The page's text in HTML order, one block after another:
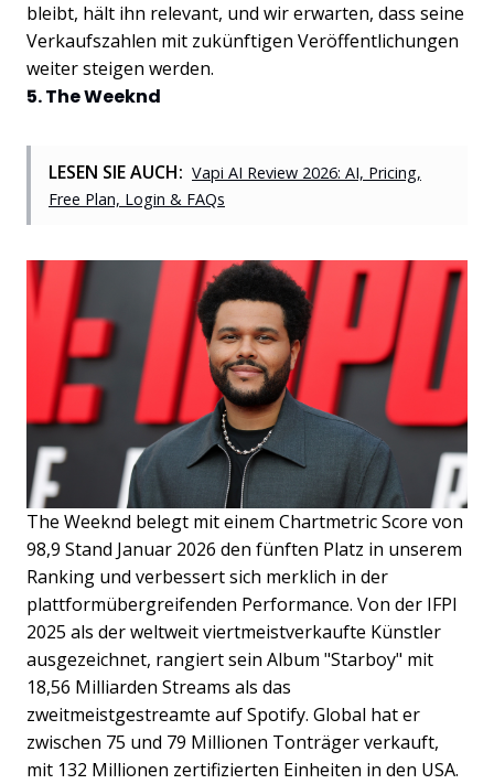
bleibt, hält ihn relevant, und wir erwarten, dass seine
Verkaufszahlen mit zukünftigen Veröffentlichungen
weiter steigen werden.
5. The Weeknd
LESEN SIE AUCH: Vapi AI Review 2026: AI, Pricing,
Free Plan, Login & FAQs
The Weeknd belegt mit einem Chartmetric Score von
98,9 Stand Januar 2026 den fünften Platz in unserem
Ranking und verbessert sich merklich in der
plattformübergreifenden Performance. Von der IFPI
2025 als der weltweit viertmeistverkaufte Künstler
ausgezeichnet, rangiert sein Album "Starboy" mit
18,56 Milliarden Streams als das
zweitmeistgestreamte auf Spotify. Global hat er
zwischen 75 und 79 Millionen Tonträger verkauft,
mit 132 Millionen zertifizierten Einheiten in den USA.